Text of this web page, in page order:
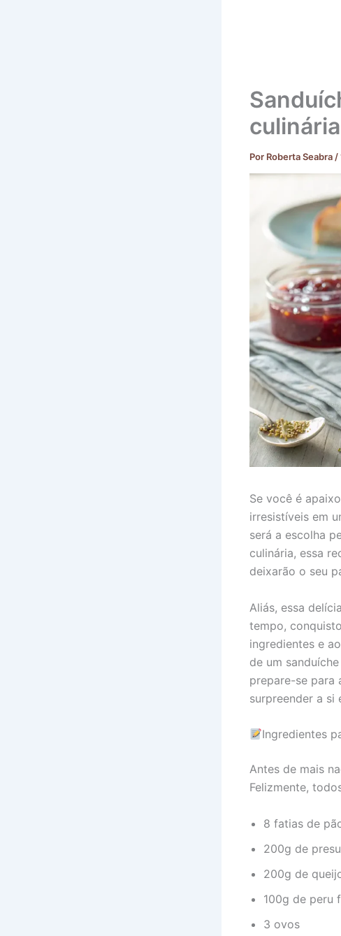
culinária
Por Roberta Seabra /
Se você é
irresistíveis em
será a escolha
culinária, essa
deixarão o seu
Aliás, essa
tempo,
ingredientes e
de um
prepare-se para
surpreender a si
Ingredientes
Antes de mais
Felizmente,
8 fatias de
200g de
200g de
100g de peru
3 ovos